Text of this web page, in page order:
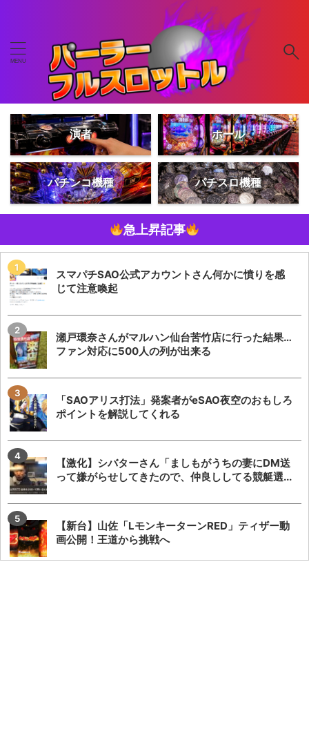
演者 ホール
パチンコ機種 パチスロ機種
急上昇記事
スマパチSAO公式アカウントさん何かに憤りを感
じて注意喚起
瀬戸環奈さんがマルハン仙台苦竹店に行った結果…
ファン対応に500人の列が出来る
「SAOアリス打法」発案者がeSAO夜空のおもしろ
ポイントを解説してくれる
【激化】シバターさん「ましもがうちの妻にDM送
って嫌がらせしてきたので、仲良ししてる競艇選...
【新台】山佐「LモンキーターンRED」ティザー動
画公開！王道から挑戦へ